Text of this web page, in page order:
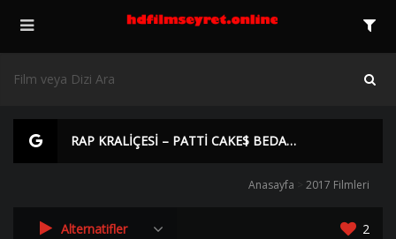
RAP KRALİÇESİ – PATTİ CAKE$ BEDAVA FİLM İZLE | HD |
Anasayfa 2017 Filmleri
Alternatifler 2